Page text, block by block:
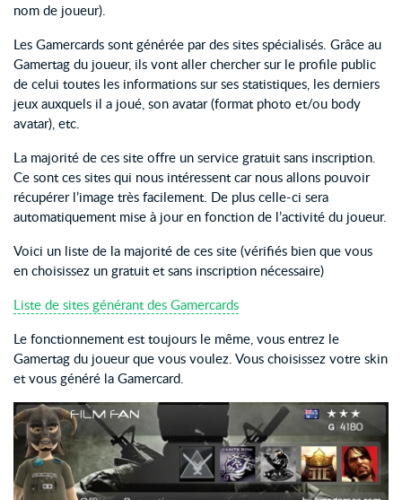
nom de joueur).
Les Gamercards sont générée par des sites spécialisés. Grâce au
Gamertag du joueur, ils vont aller chercher sur le profile public
de celui toutes les informations sur ses statistiques, les derniers
jeux auxquels il a joué, son avatar (format photo et/ou body
avatar), etc.
La majorité de ces site offre un service gratuit sans inscription.
Ce sont ces sites qui nous intéressent car nous allons pouvoir
récupérer l’image très facilement. De plus celle-ci sera
automatiquement mise à jour en fonction de l’activité du joueur.
Voici un liste de la majorité de ces site (vérifiés bien que vous
en choisissez un gratuit et sans inscription nécessaire)
Liste de sites générant des Gamercards
Le fonctionnement est toujours le même, vous entrez le
Gamertag du joueur que vous voulez. Vous choisissez votre skin
et vous généré la Gamercard.